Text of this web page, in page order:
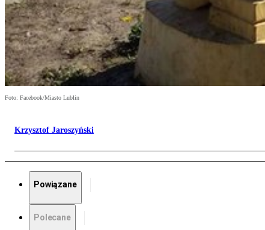
Foto: Facebook/Miasto Lublin
Krzysztof Jaroszyński
Powiązane
Polecane